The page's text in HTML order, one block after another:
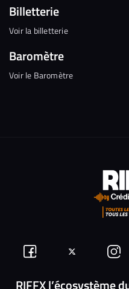
Billetterie
Voir la billetterie
Baromètre
Voir le Baromètre
Suivez-
nous
Suivez-
nous
RIFFX l’écosystème